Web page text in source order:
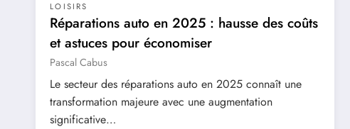
LOISIRS
Réparations auto en 2025 : hausse des coûts
et astuces pour économiser
Pascal Cabus
Le secteur des réparations auto en 2025 connaît une
transformation majeure avec une augmentation
significative…